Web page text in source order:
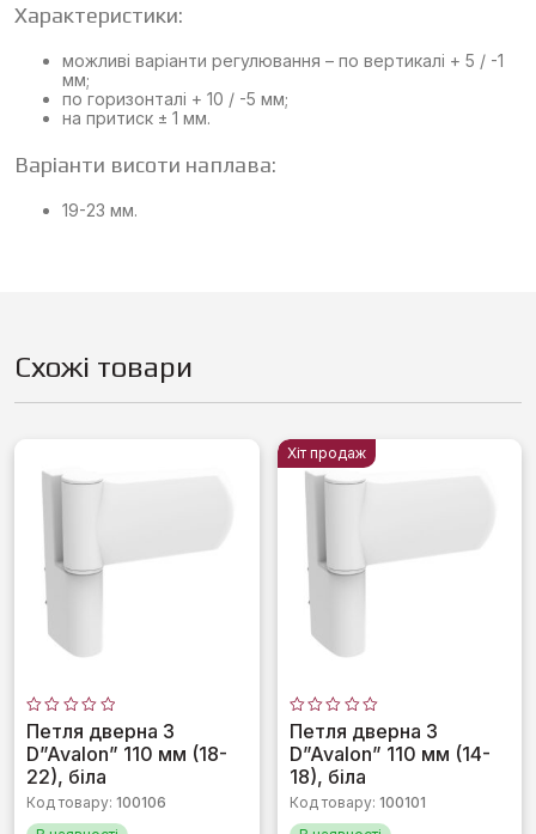
Характеристики:
можливі варіанти регулювання – по вертикалі + 5 / -1
мм;
по горизонталі + 10 / -5 мм;
на притиск ± 1 мм.
Варіанти висоти наплава:
19-23 мм.
Схожі товари
Оцінено
в
0
з
5
Петля дверна 3
D”Avalon” 110 мм (18-
22), біла
Код товару: 100106
Хіт продаж
Оцінено
в
0
з
5
Петля дверна 3
D”Avalon” 110 мм (14-
18), біла
Код товару: 100101